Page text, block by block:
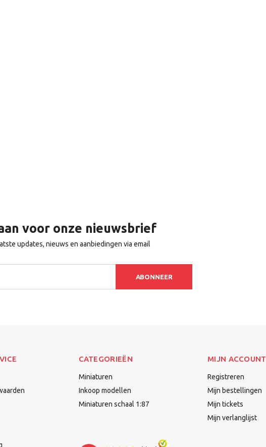
voor onze nieuwsbrief
updates, nieuws en aanbiedingen via email
ABONNEER
CATEGORIEËN
Miniaturen
Inkoop modellen
Miniaturen schaal 1:87
MIJN ACCOUNT
Registreren
Mijn bestellingen
Mijn tickets
Mijn verlanglijst